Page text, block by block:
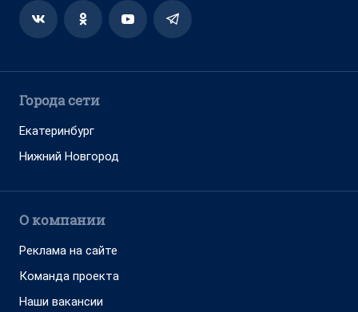
Города сети
Екатеринбург
Нижний Новгород
О компании
Реклама на сайте
Команда проекта
Наши вакансии